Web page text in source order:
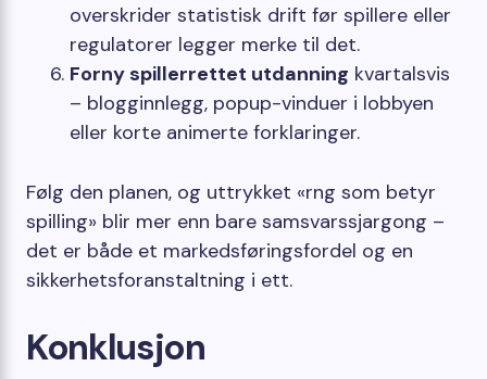
overskrider statistisk drift før spillere eller
regulatorer legger merke til det.
Forny spillerrettet utdanning kvartalsvis
– blogginnlegg, popup-vinduer i lobbyen
eller korte animerte forklaringer.
Følg den planen, og uttrykket «rng som betyr
spilling» blir mer enn bare samsvarssjargong –
det er både et markedsføringsfordel og en
sikkerhetsforanstaltning i ett.
Konklusjon